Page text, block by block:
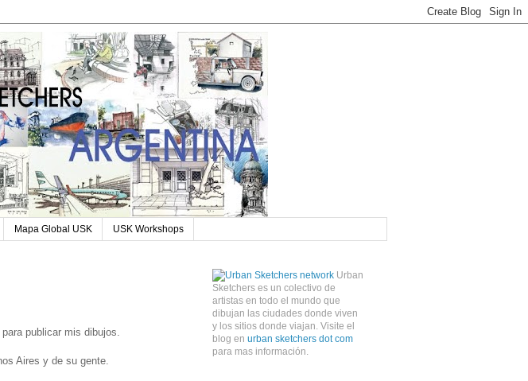
Mapa Global USK USK Workshops
publicar mis dibujos.
Aires y de su gente.
Urban
Sketchers es un colectivo de
artistas en todo el mundo que
dibujan las ciudades donde viven
y los sitios donde viajan. Visite el
blog en urban sketchers dot com
para mas información.